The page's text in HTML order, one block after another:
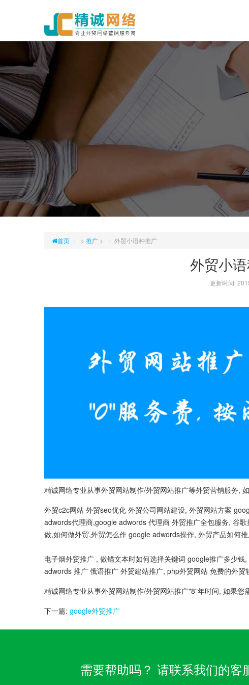
首页 > 推广 > 外贸小语种推广
外贸小
更新时间:
精诚网络专业从事外贸网站制作/外贸网站推广等外贸营销服务,
外贸c2c网站 外贸seo优化 外贸公司网站建设, 外贸网站方案
adwords代理商,google adwords 代理商 外贸推广全包服务, 谷
做,如何做外贸,外贸怎么作 google adwords操作, 外贸产品如何
电子烟外贸推广 , 做锚文本时如何选择关键词 google推广多少
adwords 推广 俄语推广 外贸建站推广, php外贸网站 免费的外
精诚网络专业从事外贸网站制作/外贸网站推广"8"年时间, 如果
下一篇: google外贸推广
需要帮助吗？ 请联系我们的客